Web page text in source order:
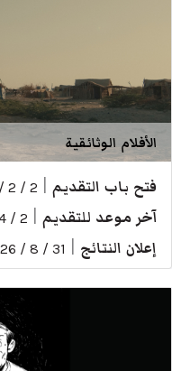
الأفلام الوثائقية
فتح باب التقديم 2 / 2 / 2026
آخر موعد للتقديم 2 / 4 / 2026
إعلان النتائج 31 / 8 / 2026